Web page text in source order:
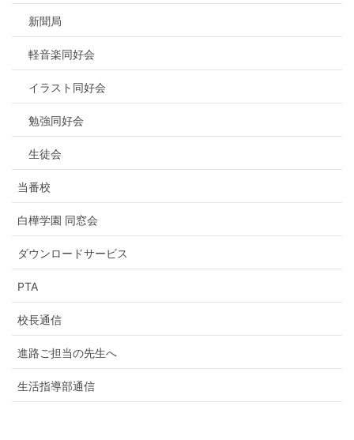
新聞局
軽音楽同好会
イラスト同好会
勉強同好会
生徒会
当番校
白樺学園 同窓会
ダウンロードサービス
PTA
校長通信
進路ご担当の先生へ
生活指導部通信